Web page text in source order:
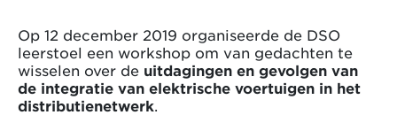
Op 12 december 2019 organiseerde de DSO
leerstoel een workshop om van gedachten te
wisselen over de uitdagingen en gevolgen van
de integratie van elektrische voertuigen in het
distributienetwerk